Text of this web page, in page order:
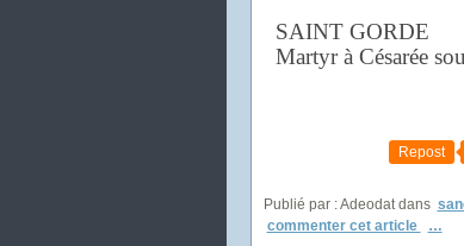
SAINT GORDE
Martyr à Césarée
Repost
Publié par : Adeodat dans
commenter cet article
…